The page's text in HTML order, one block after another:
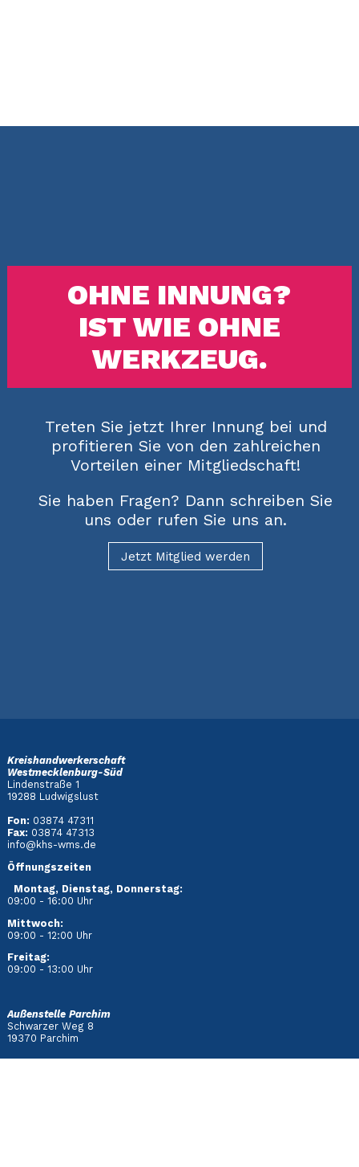
OHNE INNUNG?
IST WIE OHNE
WERKZEUG.
Treten Sie jetzt Ihrer Innung bei und
profitieren Sie von den zahlreichen
Vorteilen einer Mitgliedschaft!
Sie haben Fragen? Dann schreiben Sie
uns oder rufen Sie uns an.
Jetzt Mitglied werden
Kreishandwerkerschaft
Westmecklenburg-Süd
Lindenstraße 1
19288 Ludwigslust
Fon: 03874 47311
Fax: 03874 47313
info@khs-wms.de
Öffnungszeiten
Montag, Dienstag, Donnerstag:
09:00 - 16:00 Uhr
Mittwoch:
09:00 - 12:00 Uhr
Freitag:
09:00 - 13:00 Uhr
Außenstelle Parchim
Schwarzer Weg 8
19370 Parchim
Fon:03871 66070